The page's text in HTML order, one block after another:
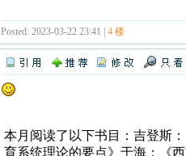
Posted: 2023-03-22 23:41 | 4 楼
本月阅读了以下书目：吉登斯
育系统理论的要点》于海：《